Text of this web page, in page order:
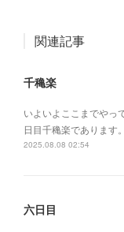
関連記事
千穐楽
いよいよここまでやっ
日目千穐楽であります
2025.08.08 02:54
六日目